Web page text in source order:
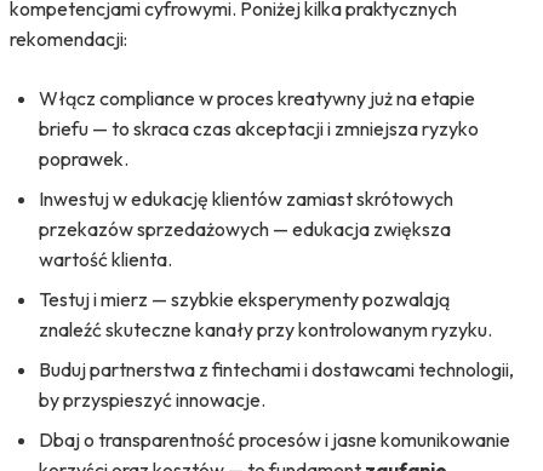
kompetencjami cyfrowymi. Poniżej kilka praktycznych
rekomendacji:
Włącz compliance w proces kreatywny już na etapie
briefu — to skraca czas akceptacji i zmniejsza ryzyko
poprawek.
Inwestuj w edukację klientów zamiast skrótowych
przekazów sprzedażowych — edukacja zwiększa
wartość klienta.
Testuj i mierz — szybkie eksperymenty pozwalają
znaleźć skuteczne kanały przy kontrolowanym ryzyku.
Buduj partnerstwa z fintechami i dostawcami technologii,
by przyspieszyć innowacje.
Dbaj o transparentność procesów i jasne komunikowanie